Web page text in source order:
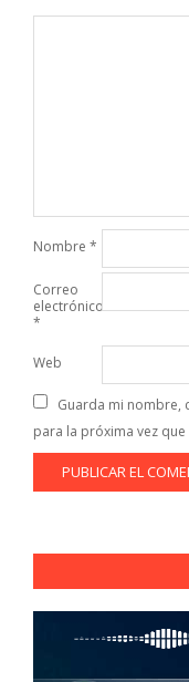
Nombre *
Correo
electrónico
*
Web
Guarda mi nombre,
para la próxima vez que